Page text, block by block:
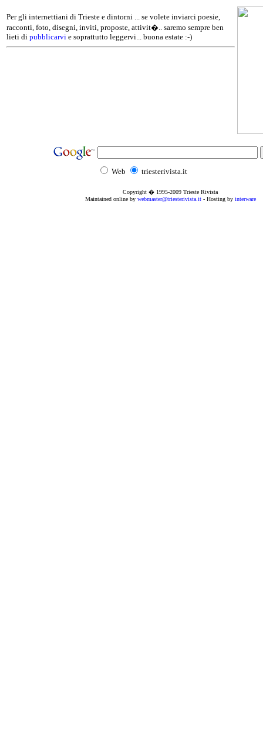
Per gli internettiani di Trieste e dintorni ... se volete inviarci poesie,
racconti, foto, disegni, inviti, proposte, attivit�.. saremo sempre ben
lieti di pubblicarvi e soprattutto leggervi... buona estate :-)
Web triesterivista.it
Copyright � 1995-2009 Trieste Rivista
Maintained online by webmaster@triesterivista.it- Hosting by interware